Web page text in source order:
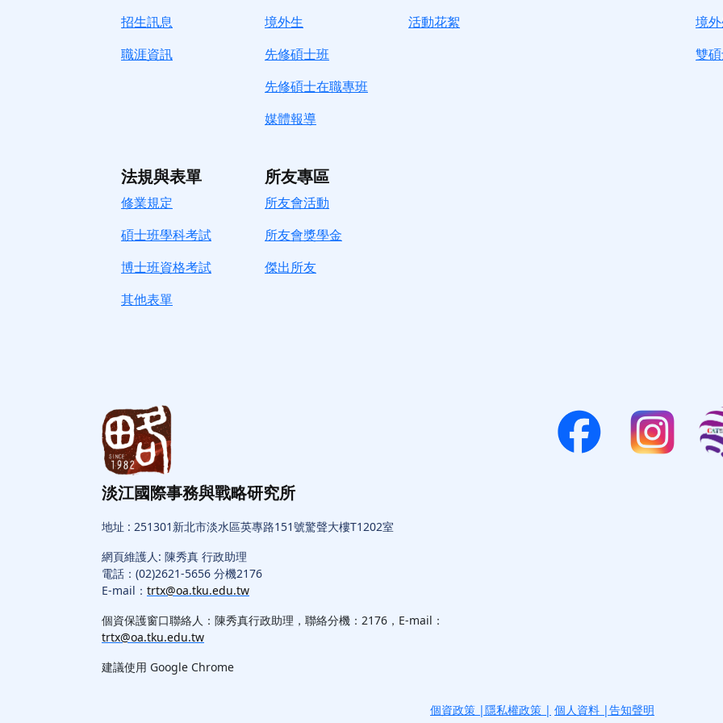
招生訊息
職涯資訊
境外生
先修碩士班
先修碩士在職專班
媒體報導
活動花絮
境
雙
法規與表單
修業規定
碩士班學科考試
博士班資格考試
其他表單
所友專區
所友會活動
所友會獎學金
傑出所友
淡江國際事務與戰略研究所
地址 : 251301新北市淡水區英專路151號驚聲大樓T1202室
網頁維護人: 陳秀真 行政助理
電話：(02)2621-5656 分機2176
E-mail： trtx@oa.tku.edu.tw
個資保護窗口聯絡人：陳秀真行政助理，聯絡分機：2176，E-mail：
trtx@oa.tku.edu.tw
建議使用 Google Chrome
個資政策 |隱私權政策 | 個人資料 |告知聲明